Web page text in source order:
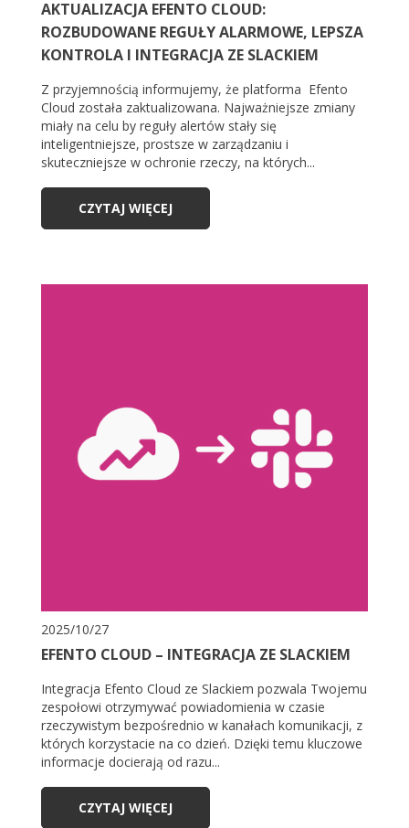
AKTUALIZACJA EFENTO CLOUD:
ROZBUDOWANE REGUŁY ALARMOWE, LEPSZA
KONTROLA I INTEGRACJA ZE SLACKIEM
Z przyjemnością informujemy, że platforma Efento
Cloud została zaktualizowana. Najważniejsze zmiany
miały na celu by reguły alertów stały się
inteligentniejsze, prostsze w zarządzaniu i
skuteczniejsze w ochronie rzeczy, na których...
CZYTAJ WIĘCEJ
2025/10/27
EFENTO CLOUD – INTEGRACJA ZE SLACKIEM
Integracja Efento Cloud ze Slackiem pozwala Twojemu
zespołowi otrzymywać powiadomienia w czasie
rzeczywistym bezpośrednio w kanałach komunikacji, z
których korzystacie na co dzień. Dzięki temu kluczowe
informacje docierają od razu...
CZYTAJ WIĘCEJ